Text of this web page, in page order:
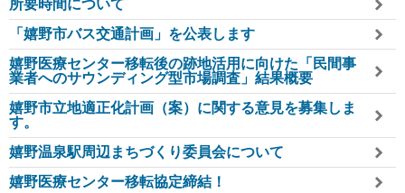
所要時間について
「嬉野市バス交通計画」を公表します
嬉野医療センター移転後の跡地活用に向けた「民間事
業者へのサウンディング型市場調査」結果概要
嬉野市立地適正化計画（案）に関する意見を募集しま
す。
嬉野温泉駅周辺まちづくり委員会について
嬉野医療センター移転協定締結！